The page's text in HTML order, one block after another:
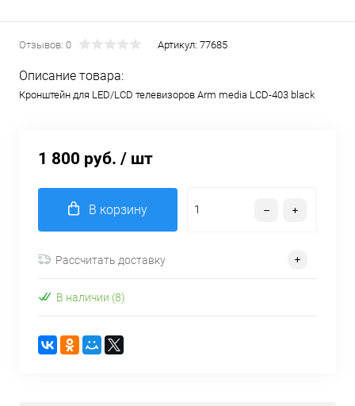
Отзывов: 0 Артикул: 77685
Описание товара:
Кронштейн для LED/LCD телевизоров Arm media LCD-403 black
1 800 руб. / шт
В корзину
Рассчитать доставку
В наличии (8)